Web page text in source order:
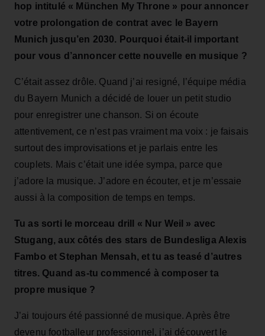
hop intitulé « München My Throne » pour annoncer
votre prolongation de contrat avec le Bayern
Munich jusqu’en 2030. Pourquoi était-il important
pour vous d’annoncer cette nouvelle en musique ?
C’était assez drôle. Quand j’ai resigné, l’équipe média
du Bayern Munich a décidé de louer un petit studio
pour enregistrer une chanson. Si on écoute
attentivement, ce n’est pas vraiment ma voix : je faisais
surtout des improvisations et je parlais entre les
couplets. Mais c’était une idée sympa, parce que
j’adore la musique. J’adore en écouter, et je m’essaie
aussi à la composition de temps en temps.
Tu as sorti le morceau drill « Nur Weil » avec
Stugang, aux côtés des stars de Bundesliga Alexis
Fambo et Stephan Mensah, et tu as teasé d’autres
titres. Quand as-tu commencé à composer ta
propre musique ?
J’ai toujours été passionné de musique. Après être
devenu footballeur professionnel, j’ai découvert le